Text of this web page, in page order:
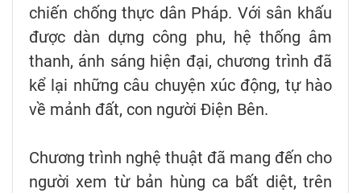
chiến chống thực dân Pháp. Với sân khấu
được dàn dựng công phu, hệ thống âm
thanh, ánh sáng hiện đại, chương trình đã
kể lại những câu chuyện xúc động, tự hào
về mảnh đất, con người Điện Bên.
Chương trình nghệ thuật đã mang đến cho
người xem từ bản hùng ca bất diệt, trên